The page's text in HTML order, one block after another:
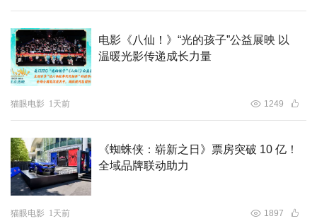
电影《八仙！》“光的孩子”公益展映 以
温暖光影传递成长力量
猫眼电影 1天前 1249
《蜘蛛侠：崭新之日》票房突破 10 亿！
全域品牌联动助力
猫眼电影 1天前 1897